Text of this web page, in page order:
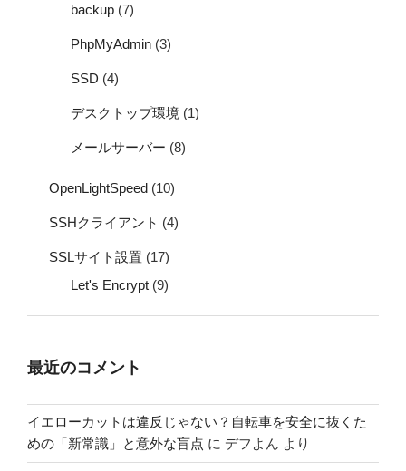
backup (7)
PhpMyAdmin (3)
SSD (4)
デスクトップ環境 (1)
メールサーバー (8)
OpenLightSpeed (10)
SSHクライアント (4)
SSLサイト設置 (17)
Let's Encrypt (9)
最近のコメント
イエローカットは違反じゃない？自転車を安全に抜くた
めの「新常識」と意外な盲点 に デフよん より